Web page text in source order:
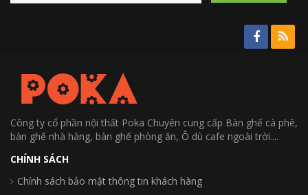
Công ty cổ phần nội thất Poka Chuyên cung cấp Bàn ghế cà phê,
bàn ghế nhà hàng, bàn ghế phòng ăn, Ô dù cafe ngoài trời....
CHÍNH SÁCH
Chính sách bảo mật thông tin khách hàng